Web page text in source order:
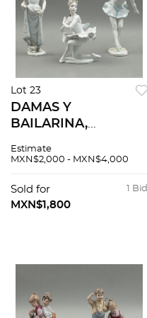
Lot 23
DAMAS Y
BAILARINA,
XX. Elaboradas en
policromada.
Selladas Rosenthal.
Estimate
MXN$2,000 - MXN$4,000
1 Bid
Sold for
MXN$1,800